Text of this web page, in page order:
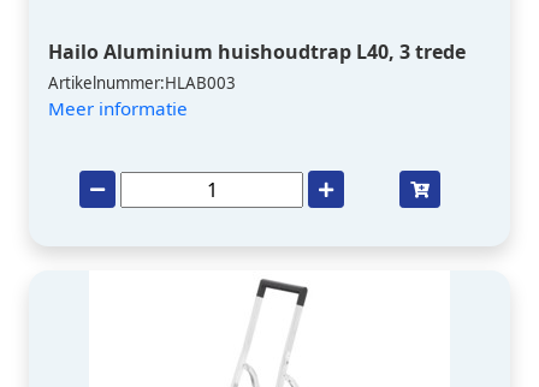
Hailo Aluminium huishoudtrap L40, 3 trede
Artikelnummer:HLAB003
Meer informatie